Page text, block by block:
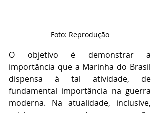
Foto: Reprodução
O objetivo é demonstrar a
importância que a Marinha do Brasil
dispensa à tal atividade, de
fundamental importância na guerra
moderna. Na atualidade, inclusive,